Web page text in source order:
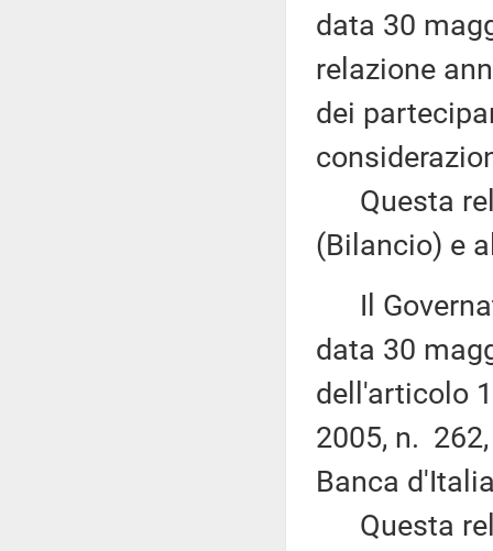
data 30
relazione
dei
Questa
(Bilancio) e
Il
data 30
dell'articolo
2005, n.
Banca
Questa